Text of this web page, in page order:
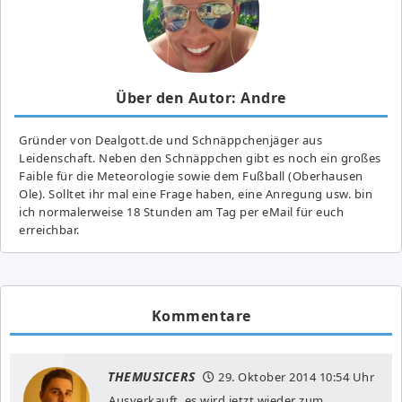
Über den Autor: Andre
Gründer von Dealgott.de und Schnäppchenjäger aus
Leidenschaft. Neben den Schnäppchen gibt es noch ein großes
Fai­ble für die Meteorologie sowie dem Fußball (Oberhausen
Ole). Solltet ihr mal eine Frage haben, eine Anregung usw. bin
ich normalerweise 18 Stunden am Tag per eMail für euch
erreichbar.
Kommentare
THEMUSICERS 29. Oktober 201410:54 Uhr